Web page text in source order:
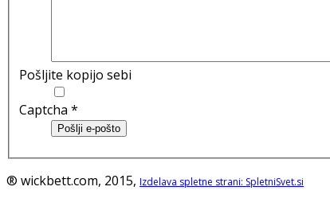
Pošljite kopijo sebi
Captcha *
Pošlji e-pošto
® wickbett.com, 2015, Izdelava spletne strani: SpletniSvet.si